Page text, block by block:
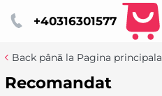
+40316301577
Back până la Pagina principala
Recomandat